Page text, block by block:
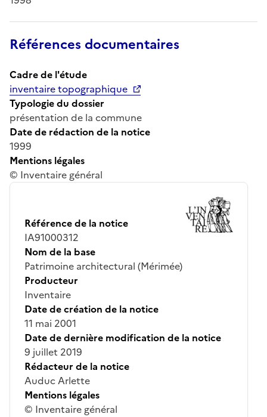
Références documentaires
Cadre de l'étude
inventaire topographique
Typologie du dossier
présentation de la commune
Date de rédaction de la notice
1999
Mentions légales
© Inventaire général
Référence de la notice
IA91000312
Nom de la base
Patrimoine architectural (Mérimée)
Producteur
Inventaire
Date de création de la notice
11 mai 2001
Date de dernière modification de la notice
9 juillet 2019
Rédacteur de la notice
Auduc Arlette
Mentions légales
© Inventaire général